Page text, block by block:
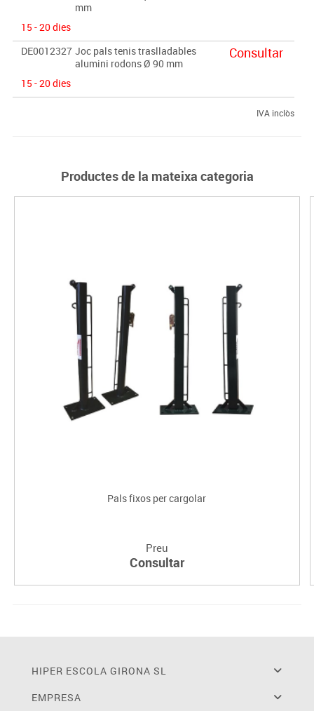
mm
15 - 20 dies
DE0012327 Joc pals tenis traslladables
alumini rodons Ø 90 mm
15 - 20 dies
Consultar
IVA inclòs
Productes de la mateixa categoria
Pals fixos per cargolar
Preu
Consultar
HIPER ESCOLA GIRONA SL
EMPRESA